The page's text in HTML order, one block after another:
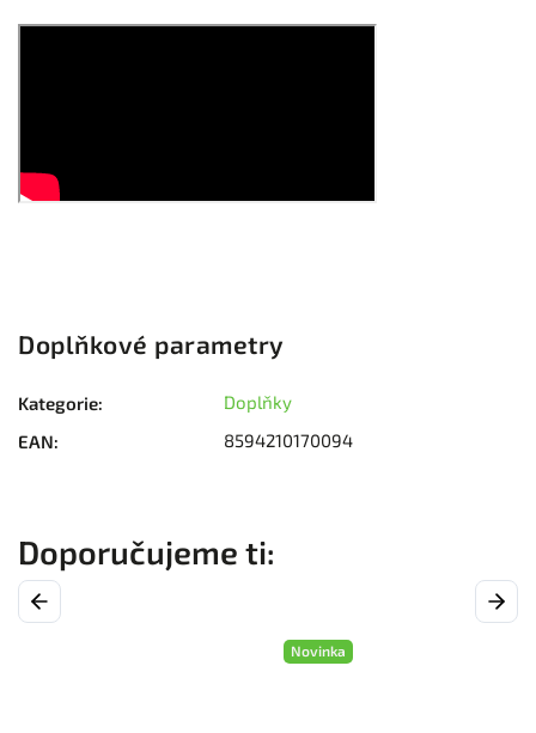
Doplňkové parametry
Kategorie:
Doplňky
EAN: 8594210170094
Previous
Novinka
Next